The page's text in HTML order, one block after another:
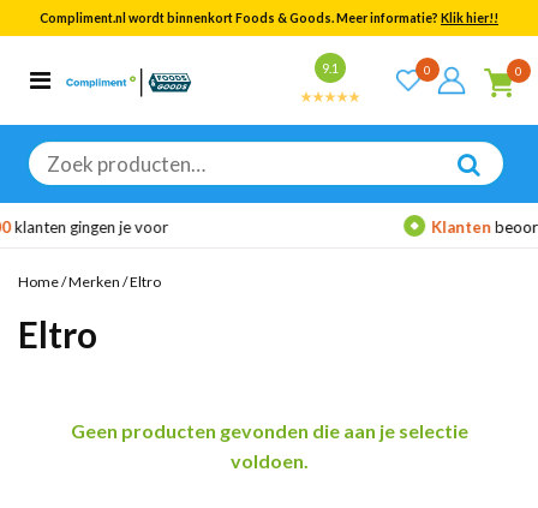
Compliment.nl wordt binnenkort Foods & Goods. Meer informatie? Klik hier!!
9.1 0 0
Zoeken
naar:
Categorieën
Bekijk alle resultaten
gingen je voor Klanten
Home/Merken /Eltro
Eltro
Geen producten gevonden die aan je selectie
voldoen.